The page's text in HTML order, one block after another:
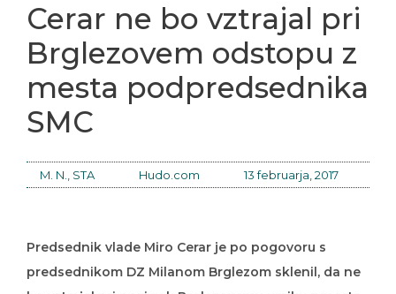
Cerar ne bo vztrajal pri
Brglezovem odstopu z
mesta podpredsednika
SMC
M. N., STA Hudo.com 13 februarja, 2017
Predsednik vlade Miro Cerar je po pogovoru s
predsednikom DZ Milanom Brglezom sklenil, da ne